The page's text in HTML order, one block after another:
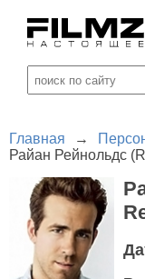
Главная →
Райан Рейнольдс